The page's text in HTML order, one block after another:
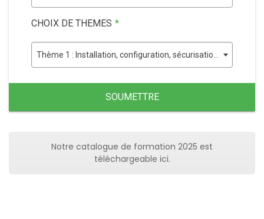
CHOIX DE THEMES *
SOUMETTRE
Notre catalogue de formation 2025 est
téléchargeable ici.